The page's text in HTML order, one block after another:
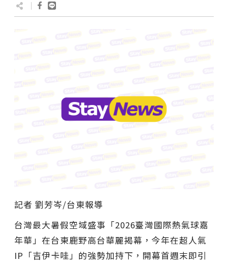
記者 劉芳岑/台東報導
台灣最大暑假空域盛事「2026臺灣國際熱氣球嘉
年華」在台東鹿野高台華麗揭幕，今年在超人氣
IP「吉伊卡哇」的強勢加持下，開幕首週末即引